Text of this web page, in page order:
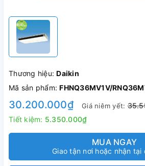
Thương hiệu:Daikin
Mã sản phẩm:FHNQ36MV1V/
30.200.000₫ Giá niêm yết:
Tiết kiệm: 5.350.000₫
MUA NGAY
Giao tận nơi hoặc nhận tại